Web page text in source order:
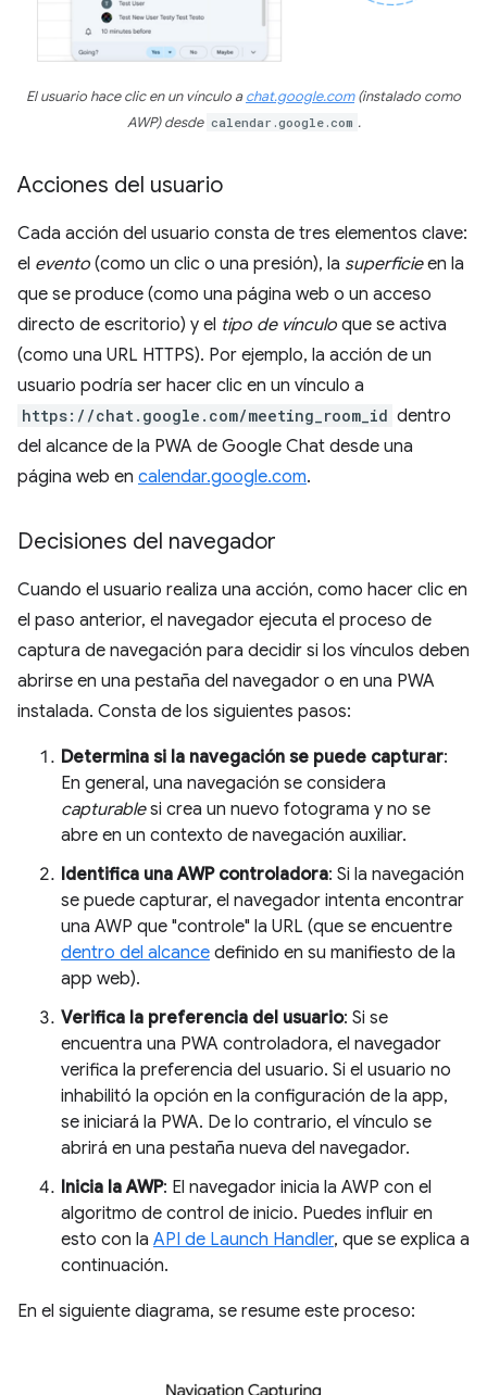
El usuario hace clic en un vínculo achat.google.com(instalado como
AWP) desde calendar.google.com .
Acciones del usuario
Cada acción del usuario consta de tres elementos clave:
el evento (como un clic o una presión), la superficieen la
que se produce (como una página web o un acceso
directo de escritorio) y el tipo de vínculo que se activa
(como una URL HTTPS). Por ejemplo, la acción de un
usuario podría ser hacer clic en un vínculo a
https://chat.google.com/meeting_room_id dentro
del alcance de la PWA de Google Chat desde una
página web en calendar.google.com.
Decisiones del navegador
Cuando el usuario realiza una acción, como hacer clic en
el paso anterior, el navegador ejecuta el proceso de
captura de navegación para decidir si los vínculos deben
abrirse en una pestaña del navegador o en una PWA
instalada. Consta de los siguientes pasos:
Determina si la navegación se puede capturar:
En general, una navegación se considera
capturablesi crea un nuevo fotograma y no se
abre en un contexto de navegación auxiliar.
Identifica una AWP controladora: Si la navegación
se puede capturar, el navegador intenta encontrar
una AWP que "controle" la URL (que se encuentre
dentro del alcance definido en su manifiesto de la
app web).
Verifica la preferencia del usuario: Si se
encuentra una PWA controladora, el navegador
verifica la preferencia del usuario. Si el usuario no
inhabilitó la opción en la configuración de la app,
se iniciará la PWA. De lo contrario, el vínculo se
abrirá en una pestaña nueva del navegador.
Inicia la AWP: El navegador inicia la AWP con el
algoritmo de control de inicio. Puedes influir en
esto con la API de Launch Handler, que se explica a
continuación.
En el siguiente diagrama, se resume este proceso: